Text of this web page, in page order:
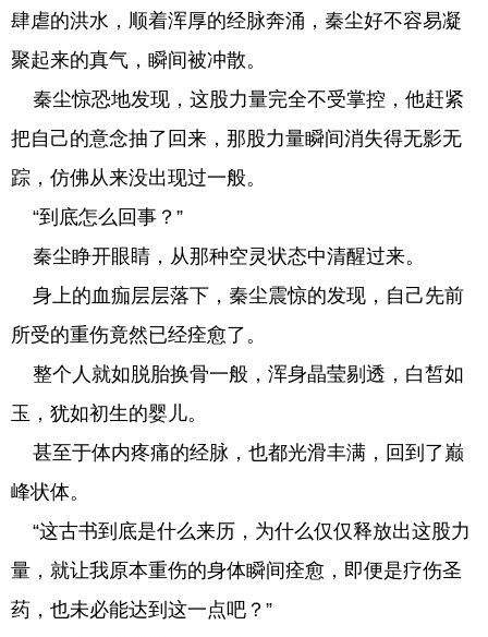
肆虐的洪水，顺着浑厚的经脉奔涌，秦尘好不容易凝
聚起来的真气，瞬间被冲散。
秦尘惊恐地发现，这股力量完全不受掌控，他赶紧
把自己的意念抽了回来，那股力量瞬间消失得无影无
踪，仿佛从来没出现过一般。
“到底怎么回事？”
秦尘睁开眼睛，从那种空灵状态中清醒过来。
身上的血痂层层落下，秦尘震惊的发现，自己先前
所受的重伤竟然已经痊愈了。
整个人就如脱胎换骨一般，浑身晶莹剔透，白皙如
玉，犹如初生的婴儿。
甚至于体内疼痛的经脉，也都光滑丰满，回到了巅
峰状体。
“这古书到底是什么来历，为什么仅仅释放出这股力
量，就让我原本重伤的身体瞬间痊愈，即便是疗伤圣
药，也未必能达到这一点吧？”